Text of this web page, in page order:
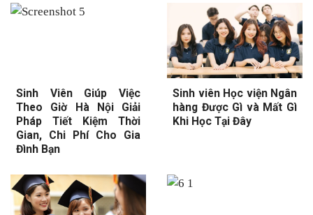
Sinh Viên Giúp Việc
Theo Giờ Hà Nội Giải
Pháp Tiết Kiệm Thời
Gian, Chi Phí Cho Gia
Đình Bạn
Sinh viên Học viện Ngân
hàng Được Gì và Mất Gì
Khi Học Tại Đây